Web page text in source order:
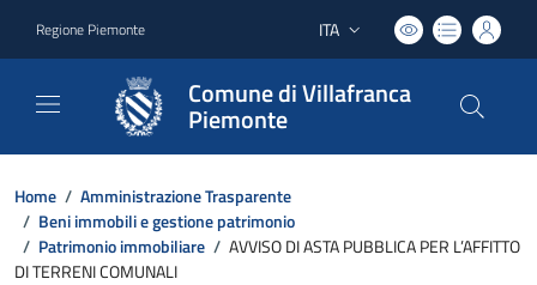
Regione Piemonte Lingua attiva:
ITA
Comune di Villafranca
Piemonte
Home / Amministrazione Trasparente
/ Beni immobili e gestione patrimonio
/ Patrimonio immobiliare / AVVISO DI ASTA PUBBLICA PER L’AFFITTO
DI TERRENI COMUNALI